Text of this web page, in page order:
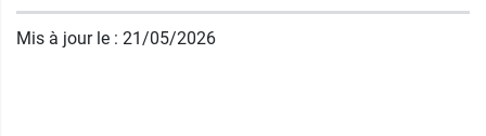
bénéficie depropriétés tonifiantes et
détoxifiantes. Il contribue au
Mis à jour le : 21/05/2026